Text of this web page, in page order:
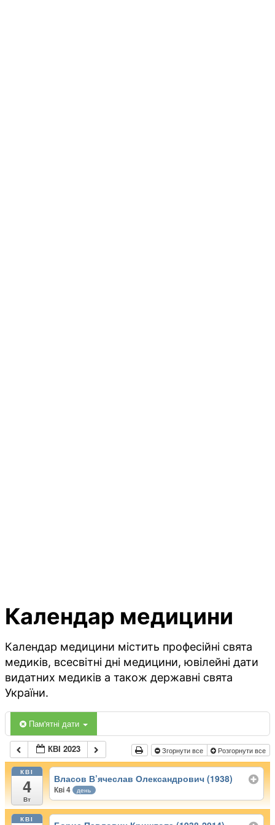
Календар медицини
Календар медицини містить професійні свята
медиків, всесвітні дні медицини, ювілейні дати
видатних медиків а також державні свята
України.
Пам'ятні дати
КВІ 2023 Згорнути все Розгорнути все
КВІ
4
Вт
Власов В’ячеслав Олександрович (1938)
Кві 4 день
КВІ